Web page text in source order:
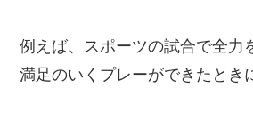
例えば、スポーツの試合で全力
満足のいくプレーができたとき